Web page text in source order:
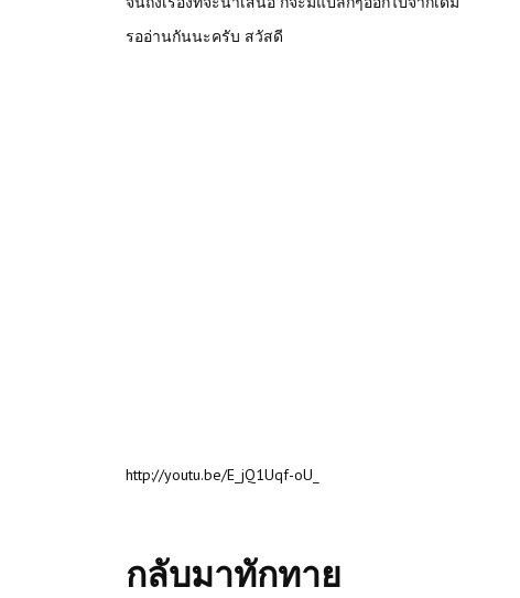
รออ่านกันนะครับ สวัสดี
http://youtu.be/E_jQ1Uqf-oU
กลับมาทักทาย